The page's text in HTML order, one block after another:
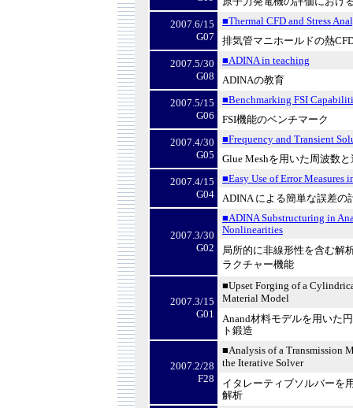
2007.6/15
G07
■Thermal CFD and Stress
排気管マニホールドの熱
2007.5/30
G08
■ADINA in teaching
ADINAの教育
2007.5/15
G06
■Benchmarking FSI
FSI機能のベンチマーク
2007.4/30
G05
■Frequency and Transient
Glue Meshを用いた周波数
2007.4/15
G04
■Easy Use of Error Measures
ADINAによる簡単な誤差の
2007.3/30
G02
■ADINA Substructuring in
Nonlinearities
局所的に非線形性を含む解
ラクチャー機能
2007.3/15
G01
■Upset Forging of a
Material Model
Anand材料モデルを用いた
ト鍛造
2007.2/28
F28
■Analysis of a Transmission
the Iterative Solver
イタレーティブソルバーを
解析